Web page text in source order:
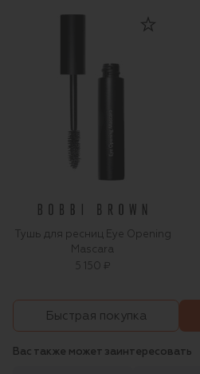
Тушь для ресниц Eye Opening
Mascara
5 150 ₽
Быстрая покупка
Вас также может заинтересовать